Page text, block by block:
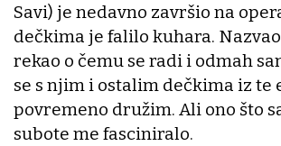
Savi) je nedavno završio na
dečkima je falilo kuhara.
rekao o čemu se radi i odmah
se s njim i ostalim dečkima iz te
povremeno družim. Ali ono što
subote me fasciniralo.